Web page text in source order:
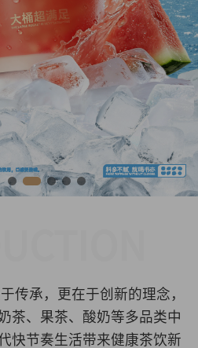
传承，更在于创新的理念，
茶、果茶、酸奶等多品类中
快节奏生活带来健康茶饮新